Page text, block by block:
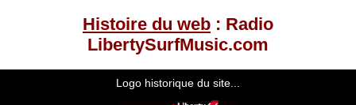
Histoire du web : Radio
LibertySurfMusic.com
Logo historique du site...